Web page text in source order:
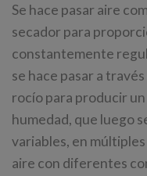
Se hace pasar aire
secador para
constantemente
se hace pasar a
rocío para producir
humedad, que luego
variables, en
aire con diferentes